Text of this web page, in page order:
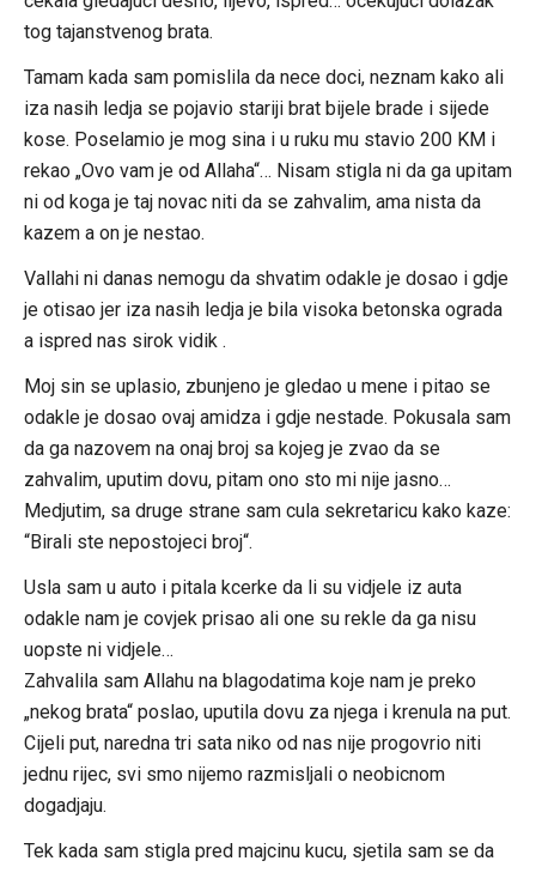
tog tajanstvenog brata.
Tamam kada sam pomislila da nece doci, neznam kako ali
iza nasih ledja se pojavio stariji brat bijele brade i sijede
kose. Poselamio je mog sina i u ruku mu stavio 200 KM i
rekao „Ovo vam je od Allaha“… Nisam stigla ni da ga upitam
ni od koga je taj novac niti da se zahvalim, ama nista da
kazem a on je nestao.
Vallahi ni danas nemogu da shvatim odakle je dosao i gdje
je otisao jer iza nasih ledja je bila visoka betonska ograda
a ispred nas sirok vidik .
Moj sin se uplasio, zbunjeno je gledao u mene i pitao se
odakle je dosao ovaj amidza i gdje nestade. Pokusala sam
da ga nazovem na onaj broj sa kojeg je zvao da se
zahvalim, uputim dovu, pitam ono sto mi nije jasno…
Medjutim, sa druge strane sam cula sekretaricu kako kaze:
“Birali ste nepostojeci broj“.
Usla sam u auto i pitala kcerke da li su vidjele iz auta
odakle nam je covjek prisao ali one su rekle da ga nisu
uopste ni vidjele…
Zahvalila sam Allahu na blagodatima koje nam je preko
„nekog brata“ poslao, uputila dovu za njega i krenula na put.
Cijeli put, naredna tri sata niko od nas nije progovrio niti
jednu rijec, svi smo nijemo razmisljali o neobicnom
dogadjaju.
Tek kada sam stigla pred majcinu kucu, sjetila sam se da